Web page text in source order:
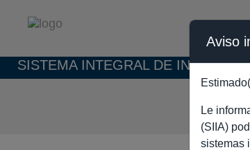
SISTEMA INTEGRAL DE
Aviso
Le
(SIIA)
sistemas